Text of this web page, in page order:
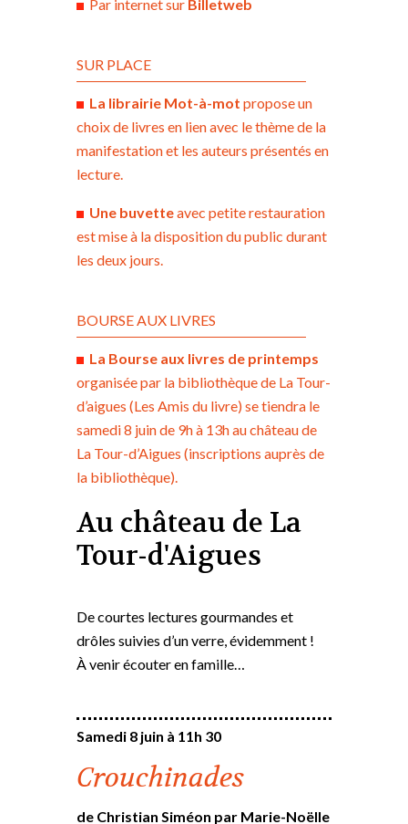
Par internet sur Billetweb
SUR PLACE
La librairie Mot-à-mot propose un
choix de livres en lien avec le thème de la
manifestation et les auteurs présentés en
lecture.
Une buvetteavec petite restauration
est mise à la disposition du public durant
les deux jours.
BOURSE AUX LIVRES
La Bourse aux livres de printemps
organisée par la bibliothèque de La Tour-
d’aigues (Les Amis du livre) se tiendra le
samedi 8 juin de 9h à 13h au château de
La Tour-d’Aigues (inscriptions auprès de
la bibliothèque).
Au château de La
Tour-d'Aigues
De courtes lectures gourmandes et
drôles suivies d’un verre, évidemment !
À venir écouter en famille…
Samedi 8 juin à 11h 30
Crouchinades
de Christian Siméon par Marie-Noëlle